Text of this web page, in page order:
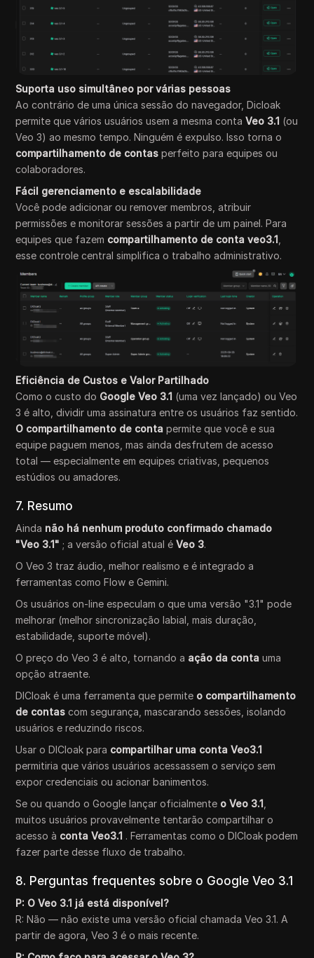
Suporta uso simultâneo por várias pessoas
Ao contrário de uma única sessão do navegador, Dicloak
permite que vários usuários usem a mesma contaVeo 3.1 (ou
Veo 3) ao mesmo tempo. Ninguém é expulso. Isso torna o
compartilhamento de contas perfeito para equipes ou
colaboradores.
Fácil gerenciamento e escalabilidade
Você pode adicionar ou remover membros, atribuir
permissões e monitorar sessões a partir de um painel. Para
equipes que fazem compartilhamento de conta veo3.1
esse controle central simplifica o trabalho administrativo.
Eficiência de Custos e Valor Partilhado
Como o custo do Google Veo 3.1 (uma vez lançado) ou Veo
3 é alto, dividir uma assinatura entre os usuários faz sentido.
O compartilhamento de conta permite que você e sua
equipe paguem menos, mas ainda desfrutem de acesso
total — especialmente em equipes criativas, pequenos
estúdios ou amadores.
7. Resumo
Ainda não há nenhum produto confirmado chamado
"Veo 3.1" ; a versão oficial atual éVeo 3.
O Veo 3 traz áudio, melhor realismo e é integrado a
ferramentas como Flow e Gemini.
Os usuários on-line especulam o que uma versão "3.1" pode
melhorar (melhor sincronização labial, mais duração,
estabilidade, suporte móvel).
O preço do Veo 3 é alto, tornando a ação da conta uma
opção atraente.
DICloak é uma ferramenta que permite o compartilhamento
de contas com segurança, mascarando sessões, isolando
usuários e reduzindo riscos.
Usar o DICloak para compartilhar uma conta Veo3.1
permitiria que vários usuários acessassem o serviço sem
expor credenciais ou acionar banimentos.
Se ou quando o Google lançar oficialmente o Veo 3.1
muitos usuários provavelmente tentarão compartilhar o
acesso à conta Veo3.1 . Ferramentas como o DICloak podem
fazer parte desse fluxo de trabalho.
8. Perguntas frequentes sobre o Google Veo 3.1
P: O Veo 3.1 já está disponível?
R: Não — não existe uma versão oficial chamada Veo 3.1. A
partir de agora, Veo 3 é o mais recente.